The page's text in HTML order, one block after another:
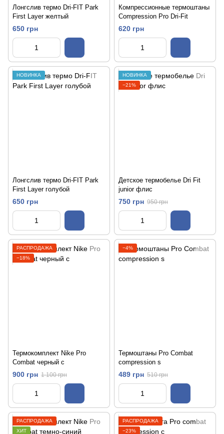
Лонгслив термо Dri-FIT Park
First Layer желтый
650 грн
Компрессионные термоштаны
Compression Pro Dri-Fit
620 грн
НОВИНКА
Лонгслив термо Dri-FIT Park
First Layer голубой
650 грн
НОВИНКА
−21%
Детское термобелье Dri Fit
junior флис
750 грн 950 грн
РАСПРОДАЖА
−18%
Термокомплект Nike Pro
Combat черный с
900 грн 1 100 грн
−4%
Термоштаны Pro Combat
compression s
489 грн 510 грн
РАСПРОДАЖА
ХИТ
РАСПРОДАЖА
−23%